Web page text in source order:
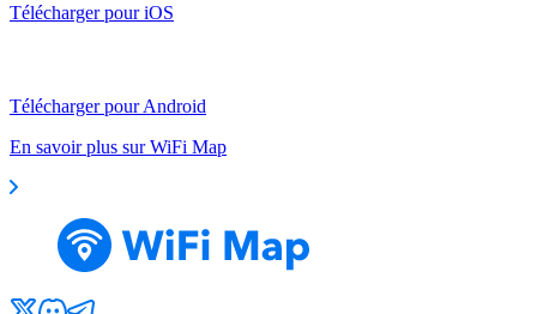
Télécharger pour iOS
Télécharger pour Android
En savoir plus sur WiFi Map